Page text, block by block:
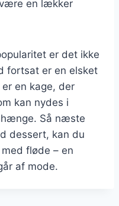
en lækker
er det ikke
fortsat er en elsket
en kage, der
kan nydes i
Så næste
dessert, kan du
fløde – en
af mode.